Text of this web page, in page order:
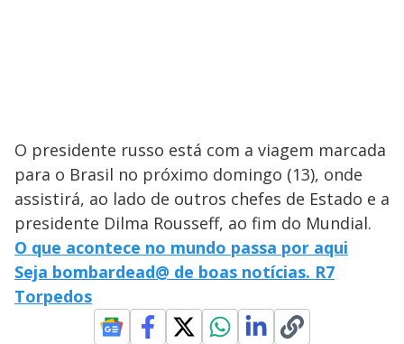
O presidente russo está com a viagem marcada
para o Brasil no próximo domingo (13), onde
assistirá, ao lado de outros chefes de Estado e a
presidente Dilma Rousseff, ao fim do Mundial.
O que acontece no mundo passa por aqui
Seja bombardead@ de boas notícias. R7
Torpedos